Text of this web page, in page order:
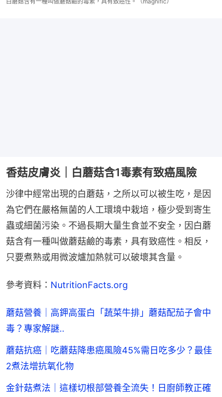
香菇皮膚炎｜白蘑菇含1毒素有致癌風險
沙律中經常出現的白蘑菇，之所以可以被生吃，是因
為它們在嚴格無菌的人工環境中栽培，極少受到寄生
蟲或細菌污染。不過長期大量生食並不安全，因白蘑
菇含有一種叫做蘑菇鹼的毒素，具有致癌性。相反，
只要煮熟或用微波爐加熱就可以破壞其含量。
參考資料： NutritionFacts.org
蘑菇營養｜高鉀高蛋白「蔬菜牛排」蘑菇配茄子會中
毒？專家解謎..
蘑菇抗癌｜吃蘑菇降患癌風險45%需日吃多少？最佳
2煮法增抗氧化物
金針菇煮法｜這樣切根部營養全流失！日廚師教正確